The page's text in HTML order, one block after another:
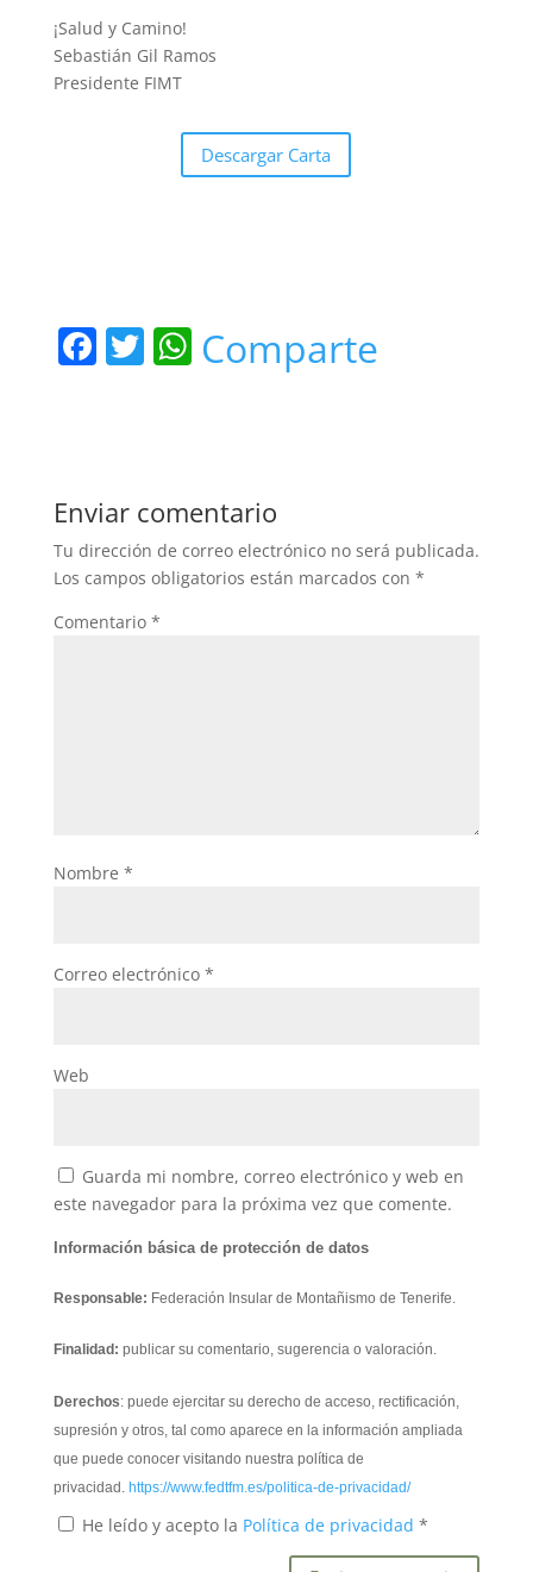
¡Salud y Camino!
Sebastián Gil Ramos
Presidente FIMT
Descargar Carta
F
b
o
o
k
T W
A
p
p
Comparte
Enviar comentario
Tu dirección de correo electrónico no será publicada.
Los campos obligatorios están marcados con *
Comentario *
Nombre *
Correo electrónico *
Web
Guarda mi nombre, correo electrónico y web en
este navegador para la próxima vez que comente.
Información básica de protección de datos
Responsable: Federación Insular de Montañismo de Tenerife.
Finalidad: publicar su comentario, sugerencia o valoración.
Derechos: puede ejercitar su derecho de acceso, rectificación,
supresión y otros, tal como aparece en la información ampliada
que puede conocer visitando nuestra política de
privacidad. https://www.fedtfm.es/politica-de-privacidad/
He leído y acepto la Política de privacidad *